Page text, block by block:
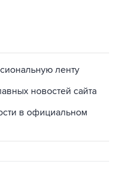
ленту
новостей сайта
в официальном